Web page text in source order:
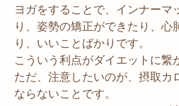
ヨガをすることで、インナーマ
り、姿勢の矯正ができたり、心
り、いいことばかりです。
こういう利点がダイエットに繋
ただ、注意したいのが、摂取カ
ならないことです。